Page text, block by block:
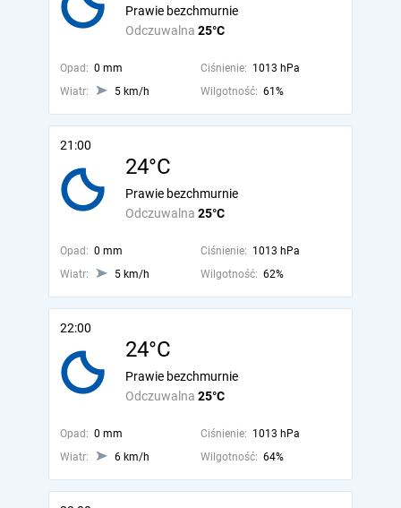
Odczuwalna 25°C
Prawie bezchmurnie
Opad: 0 mm Ciśnienie: 1013 hPa
Wiatr:
5 km/h Wilgotność: 61%
21:00
24°C
Odczuwalna 25°C
Prawie bezchmurnie
Opad: 0 mm Ciśnienie: 1013 hPa
Wiatr:
5 km/h Wilgotność: 62%
22:00
24°C
Odczuwalna 25°C
Prawie bezchmurnie
Opad: 0 mm Ciśnienie: 1013 hPa
Wiatr:
6 km/h Wilgotność: 64%